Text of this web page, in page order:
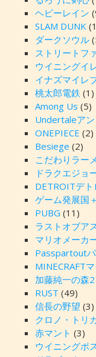
ヘビーレイン
SLAM DUNK
ダークソウル
ストリートフ
ウイニングイ
イナズマイレ
桃太郎電鉄 (1)
Among Us (5)
Undertaleア
ONEPIECE (2)
Besiege (2)
こだわりラー
ドラクエジョ
DETROITデト
ゲーム発展国
PUBG (11)
ラストオブア
マリオメーカ
Passpartout
MINECRAFT
加藤純一の森2
RUST (49)
信長の野望 (3)
クロノ・トリ
赤マント (3)
ウイニングポ